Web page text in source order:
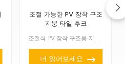
조절 가능한 PV 장착 구조
지붕 타일 후크
조절식 PV 장착 구조용 지붕 타일 후크는 타일을 손상시키지 않고 타일 지붕에 태양광 패널을 장착할 수 있습니다. 다양한 타일 두께와 지붕 구조에 맞게 설계된 조절식 PV 장착 구...
더 읽어보세요